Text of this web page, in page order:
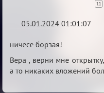
11
05.01.2024 01:01:07
Re:
Сумрак
нововведения
ничесе борзая!
Вера , верни мне
а то никаких вложений